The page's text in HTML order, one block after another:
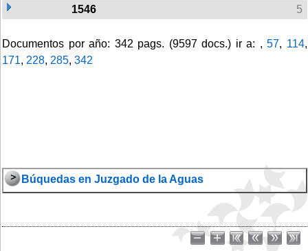
1546
5
Documentos por año: 342 pags. (9597 docs.) ir a: ,57, 114,
171, 228, 285, 342
Búquedas en Juzgado de la Aguas